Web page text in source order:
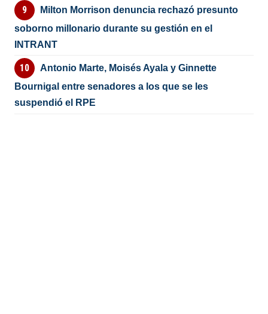
Milton Morrison denuncia rechazó presunto
soborno millonario durante su gestión en el
INTRANT
Antonio Marte, Moisés Ayala y Ginnette
Bournigal entre senadores a los que se les
suspendió el RPE